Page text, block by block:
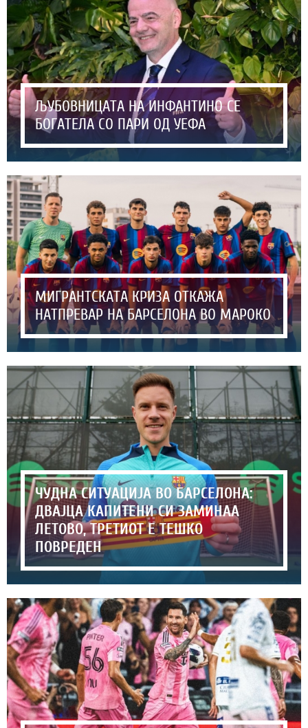
ЉУБОВНИЦАТА НА ИНФАНТИНО СЕ
БОГАТЕЛА СО ПАРИ ОД УЕФА
МИГРАНТСКАТА КРИЗА ОТКАЖА
НАТПРЕВАР НА БАРСЕЛОНА ВО МАРОКО
ЧУДНА СИТУАЦИЈА ВО БАРСЕЛОНА:
ДВАЈЦА КАПИТЕНИ СИ ЗАМИНАА
ЛЕТОВО, ТРЕТИОТ Е ТЕШКО
ПОВРЕДЕН